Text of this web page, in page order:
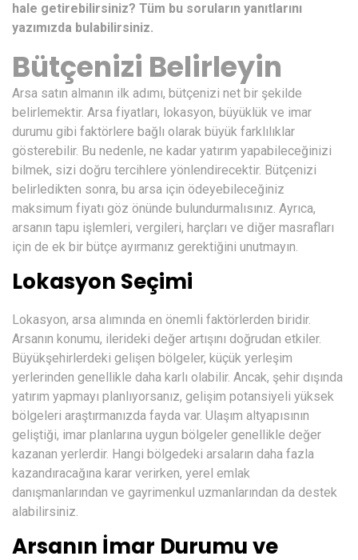
hale getirebilirsiniz? Tüm bu soruların yanıtlarını
yazımızda bulabilirsiniz.
Bütçenizi Belirleyin
Arsa satın almanın ilk adımı, bütçenizi net bir şekilde
belirlemektir. Arsa fiyatları, lokasyon, büyüklük ve imar
durumu gibi faktörlere bağlı olarak büyük farklılıklar
gösterebilir. Bu nedenle, ne kadar yatırım yapabileceğinizi
bilmek, sizi doğru tercihlere yönlendirecektir. Bütçenizi
belirledikten sonra, bu arsa için ödeyebileceğiniz
maksimum fiyatı göz önünde bulundurmalısınız. Ayrıca,
arsanın tapu işlemleri, vergileri, harçları ve diğer masrafları
için de ek bir bütçe ayırmanız gerektiğini unutmayın.
Lokasyon Seçimi
Lokasyon, arsa alımında en önemli faktörlerden biridir.
Arsanın konumu, ilerideki değer artışını doğrudan etkiler.
Büyükşehirlerdeki gelişen bölgeler, küçük yerleşim
yerlerinden genellikle daha karlı olabilir. Ancak, şehir dışında
yatırım yapmayı planlıyorsanız, gelişim potansiyeli yüksek
bölgeleri araştırmanızda fayda var. Ulaşım altyapısının
geliştiği, imar planlarına uygun bölgeler genellikle değer
kazanan yerlerdir. Hangi bölgedeki arsaların daha fazla
kazandıracağına karar verirken, yerel emlak
danışmanlarından ve gayrimenkul uzmanlarından da destek
alabilirsiniz.
Arsanın İmar Durumu ve